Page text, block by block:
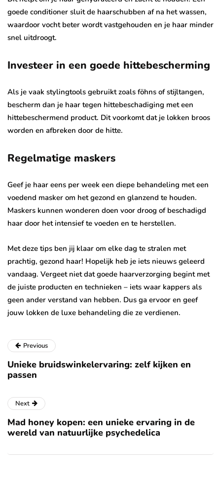
goede conditioner sluit de haarschubben af na het wassen,
waardoor vocht beter wordt vastgehouden en je haar minder
snel uitdroogt.
Investeer in een goede hittebescherming
Als je vaak stylingtools gebruikt zoals föhns of stijltangen,
bescherm dan je haar tegen hittebeschadiging met een
hittebeschermend product. Dit voorkomt dat je lokken broos
worden en afbreken door de hitte.
Regelmatige maskers
Geef je haar eens per week een diepe behandeling met een
voedend masker om het gezond en glanzend te houden.
Maskers kunnen wonderen doen voor droog of beschadigd
haar door het intensief te voeden en te herstellen.
Met deze tips ben jij klaar om elke dag te stralen met
prachtig, gezond haar! Hopelijk heb je iets nieuws geleerd
vandaag. Vergeet niet dat goede haarverzorging begint met
de juiste producten en technieken – iets waar kappers als
geen ander verstand van hebben. Dus ga ervoor en geef
jouw lokken de luxe behandeling die ze verdienen.
Previous
Unieke bruidswinkelervaring: zelf kijken en
passen
Next
Mad honey kopen: een unieke ervaring in de
wereld van natuurlijke psychedelica